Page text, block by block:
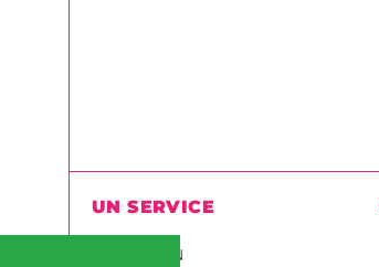
UN SERVICE
LIVRAISON